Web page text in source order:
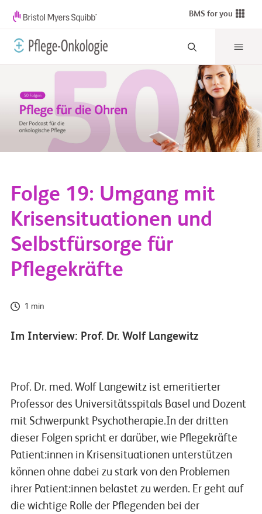
BMS for you
Folge 19: Umgang mit
Krisensituationen und
Selbstfürsorge für
Pflegekräfte
1 min
Im Interview: Prof. Dr. Wolf Langewitz
Prof. Dr. med. Wolf Langewitz ist emeritierter
Professor des Universitätsspitals Basel und Dozent
mit Schwerpunkt Psychotherapie.In der dritten
dieser Folgen spricht er darüber, wie Pflegekräfte
Patient:innen in Krisensituationen unterstützen
können ohne dabei zu stark von den Problemen
ihrer Patient:innen belastet zu werden. Er geht auf
die wichtige Rolle der Pflegenden bei der